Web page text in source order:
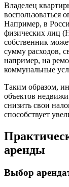
Владелец
воспользоваться
Например, в
физических лиц
собственник
сумму расходов,
например, на
коммунальные
Таким образом,
объектов
снизить свои
способствует
аренды
Выбор